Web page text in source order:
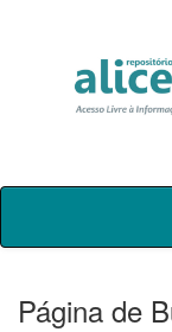
Skip
Página de